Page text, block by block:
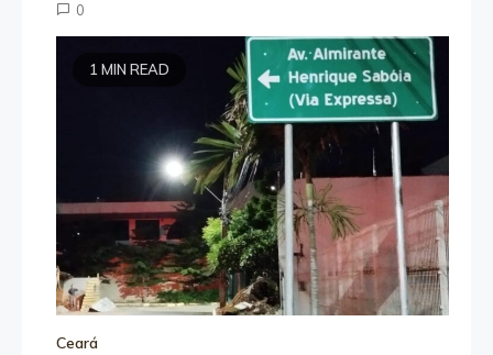
0
1 MIN READ
Ceará